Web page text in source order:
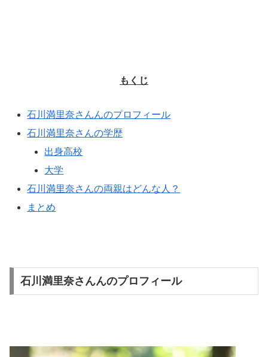
もくじ
石川満里奈さんんのプロフィール
石川満里奈さんの学歴
出身高校
大学
石川満里奈さんの両親はどんな人？
まとめ
石川満里奈さんんのプロフィール